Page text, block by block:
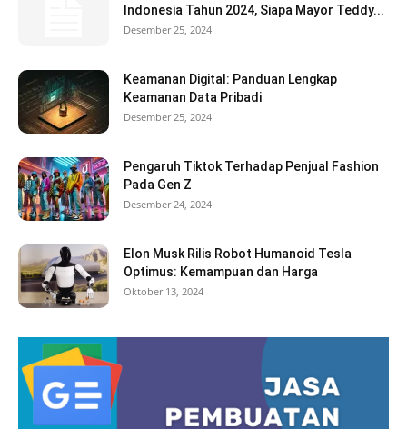
Indonesia Tahun 2024, Siapa Mayor Teddy...
Desember 25, 2024
Keamanan Digital: Panduan Lengkap
Keamanan Data Pribadi
Desember 25, 2024
Pengaruh Tiktok Terhadap Penjual Fashion
Pada Gen Z
Desember 24, 2024
Elon Musk Rilis Robot Humanoid Tesla
Optimus: Kemampuan dan Harga
Oktober 13, 2024